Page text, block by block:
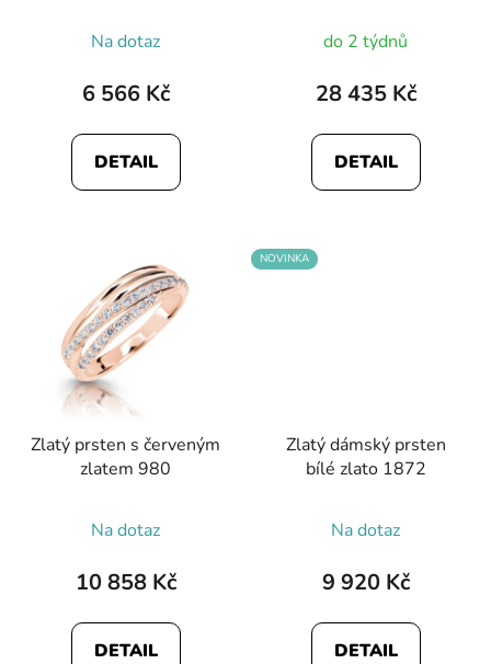
hodnocení
produktu
5,0
z
Na dotaz
6 566 Kč
DETAIL
do 2 týdnů
28 435 Kč
DETAIL
Zlatý prsten s červeným
zlatem 980
Na dotaz
10 858 Kč
DETAIL
NOVINKA
Zlatý dámský prsten
bílé zlato 1872
Na dotaz
9 920 Kč
DETAIL